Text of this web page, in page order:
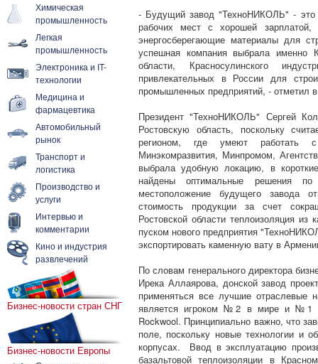
Химическая
промышленность
Легкая
промышленность
Электроника и IT-
технологии
Медицина и
фармацевтика
Автомобильный
рынок
Транспорт и
логистика
Производство и
услуги
Интервью и
комментарии
Кино и индустрия
развлечений
Бизнес-новости стран СНГ
Бизнес-новости Европы
- Будущий завод "ТехноНИКОЛЬ" - это
рабочих мест с хорошей зарплатой,
энергосберегающие материалы для
успешная компания выбрала именно
области, Красносулинского
привлекательных в России для
промышленных предприятий, - отметил
Президент "ТехноНИКОЛЬ" Сергей
Ростовскую область, поскольку
регионом, где умеют работать
Минэкомразвития, Минпромом,
выбрала удобную локацию, в
найдены оптимальные решения
местоположение будущего завода
стоимость продукции за счет
Ростовской области теплоизоляция
пуском нового предприятия
экспортировать каменную вату в
По словам генерального директора
Ирека Аллаярова, донской завод
применяться все лучшие отраслевые
является игроком №2 в мире и №1 в
Rockwool. Принципиально важно, что
поле, поскольку новые технологии и
корпусах. Ввод в эксплуатацию
базальтовой теплоизоляции в